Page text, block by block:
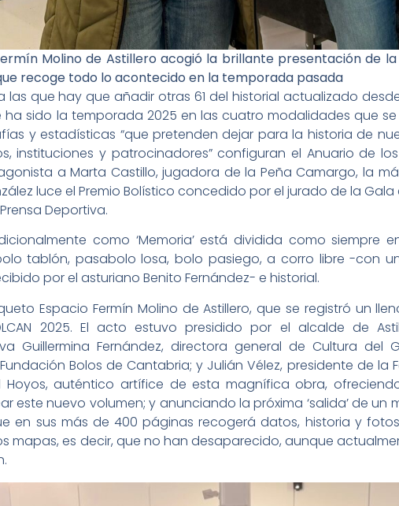
Molino de Astillero acogió la brillante presentación de
recoge todo lo acontecido en la temporada pasada
las que hay que añadir otras 61 del historial actualizado
sido la temporada 2025 en las cuatro modalidades que
y estadísticas “que pretenden dejar para la historia de
instituciones y patrocinadores” configuran el Anuario de
a Marta Castillo, jugadora de la Peña Camargo, la
luce el Premio Bolístico concedido por el jurado de la
Deportiva.
como ‘Memoria’ está dividida como siempre
tablón, pasabolo losa, bolo pasiego, a corro libre -con
por el asturiano Benito Fernández- e historial.
Espacio Fermín Molino de Astillero, que se registró un
2025. El acto estuvo presidido por el alcalde de
Guillermina Fernández, directora general de Cultura del
Bolos de Cantabria; y Julián Vélez, presidente de la
Hoyos, auténtico artífice de esta magnífica obra,
este nuevo volumen; y anunciando la próxima ‘salida’ de un
en sus más de 400 páginas recogerá datos, historia y
mapas, es decir, que no han desaparecido, aunque